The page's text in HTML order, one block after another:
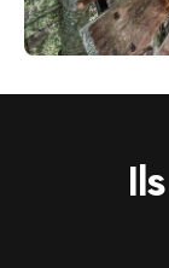
Landry 18